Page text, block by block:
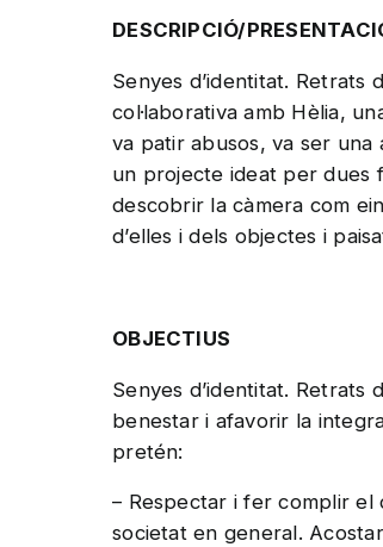
DESCRIPCIÓ/
Senyes d’identitat. Retrats
col·laborativa amb Hèlia,
va patir abusos, va ser una
un projecte ideat per dues
descobrir la càmera com
d’elles i dels objectes i
OBJECTIUS
Senyes d’identitat. Retrats
benestar i afavorir la
pretén:
– Respectar i fer complir el
societat en general.